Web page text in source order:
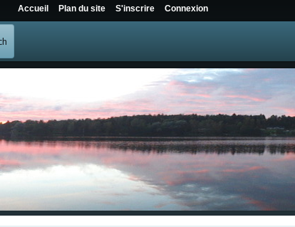
Accueil Plan du site S'inscrire Connexion